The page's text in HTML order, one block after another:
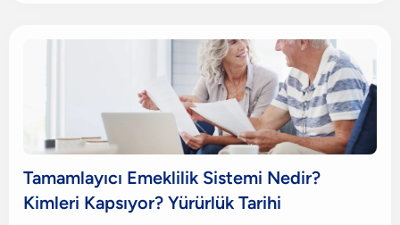
Tamamlayıcı Emeklilik Sistemi Nedir?
Kimleri Kapsıyor? Yürürlük Tarihi